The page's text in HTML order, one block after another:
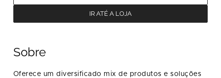
IR ATÉ A LOJA
Sobre
Oferece um diversificado mix de produtos e soluções